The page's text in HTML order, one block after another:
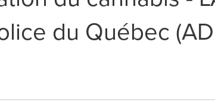
du Québec